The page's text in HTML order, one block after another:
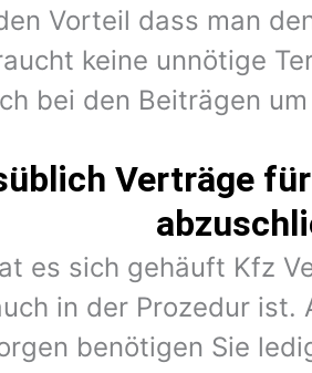
Vorteil dass man
keine unnötige
bei den Beiträgen
Verträge
es sich gehäuft Kfz
in der Prozedur ist.
benötigen Sie